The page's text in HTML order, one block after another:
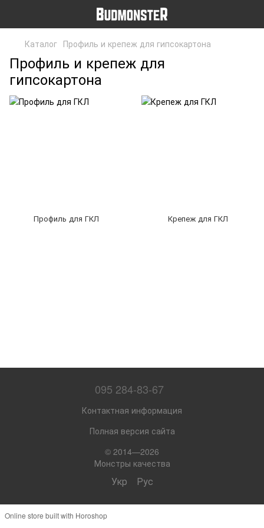
Каталог Профиль и крепеж для гипсокартона
Профиль и крепеж для
гипсокартона
Профиль для ГКЛ Крепеж для ГКЛ
095 284-83-67
Контактная информация
Полная версия сайта
© 2014—2026
Монстры качества
Укр Рус
Online store built with Horoshop